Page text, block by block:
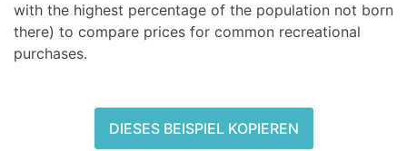
with the highest percentage of the population not born
there) to compare prices for common recreational
purchases.
DIESES BEISPIEL KOPIEREN